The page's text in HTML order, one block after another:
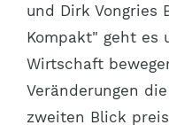
und Dirk Vongries
Kompakt" geht es
Wirtschaft
Veränderungen
zweiten Blick preis